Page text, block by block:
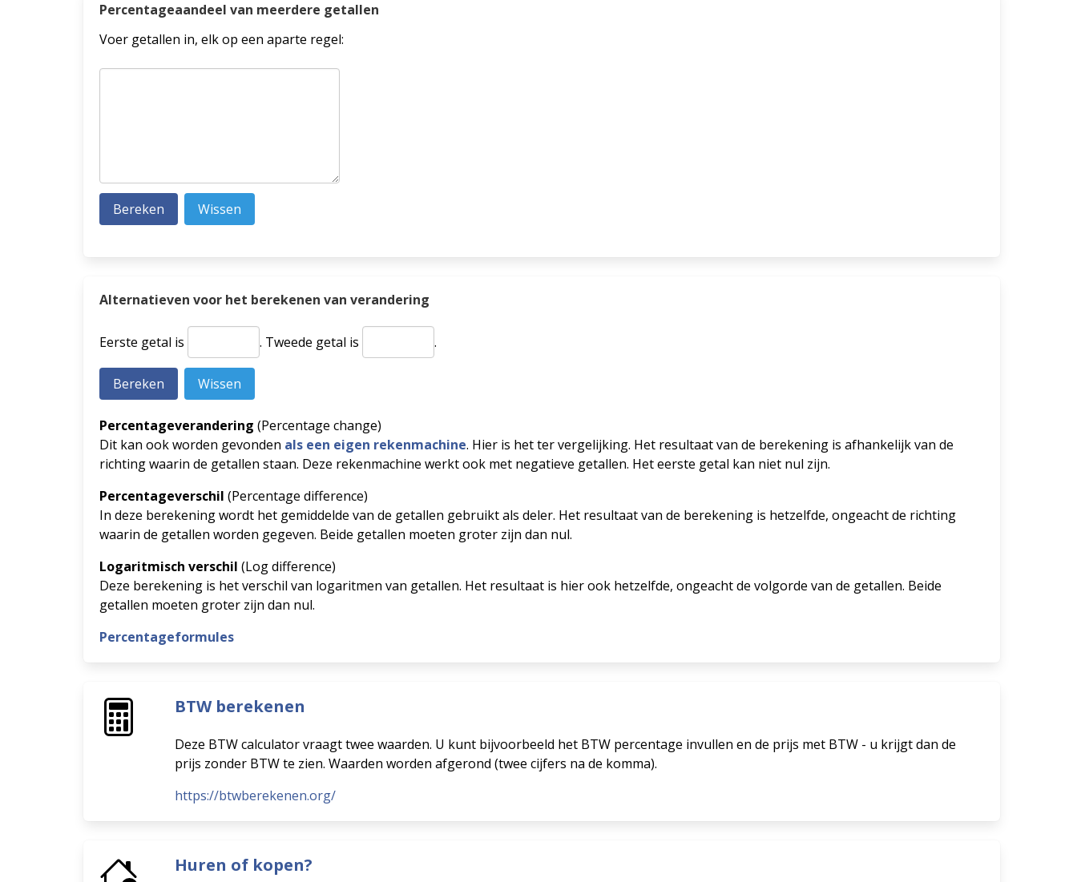
Percentageaandeel van meerdere getallen
Voer getallen in, elk op een aparte regel:
Alternatieven voor het berekenen van verandering
Eerste getal is . Tweede getal is .
Percentageverandering (Percentage change)
Dit kan ook worden gevonden als een eigen rekenmachine. Hier is het ter vergelijking. Het resultaat van de berekening is afhankelijk van de
richting waarin de getallen staan. Deze rekenmachine werkt ook met negatieve getallen. Het eerste getal kan niet nul zijn.
Percentageverschil (Percentage difference)
In deze berekening wordt het gemiddelde van de getallen gebruikt als deler. Het resultaat van de berekening is hetzelfde, ongeacht de richting
waarin de getallen worden gegeven. Beide getallen moeten groter zijn dan nul.
Logaritmisch verschil (Log difference)
Deze berekening is het verschil van logaritmen van getallen. Het resultaat is hier ook hetzelfde, ongeacht de volgorde van de getallen. Beide
getallen moeten groter zijn dan nul.
Percentageformules
BTW berekenen
Deze BTW calculator vraagt twee waarden. U kunt bijvoorbeeld het BTW percentage invullen en de prijs met BTW - u krijgt dan de
prijs zonder BTW te zien. Waarden worden afgerond (twee cijfers na de komma).
https://btwberekenen.org/
Huren of kopen?